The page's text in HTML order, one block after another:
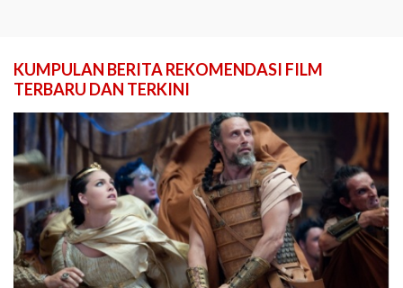
KUMPULAN BERITA REKOMENDASI FILM
TERBARU DAN TERKINI